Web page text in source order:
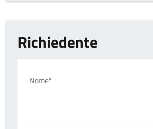
Richiedente
Nome*